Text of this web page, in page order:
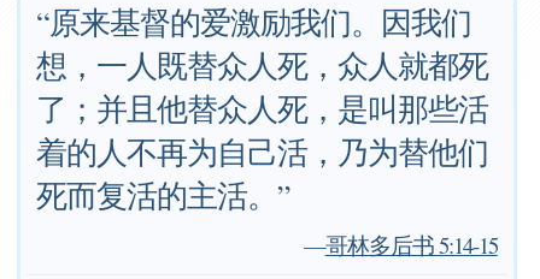
“原来基督的爱激励我们。因我们
想，一人既替众人死，众人就都死
了；并且他替众人死，是叫那些活
着的人不再为自己活，乃为替他们
死而复活的主活。”
—哥林多后书 5:14-15